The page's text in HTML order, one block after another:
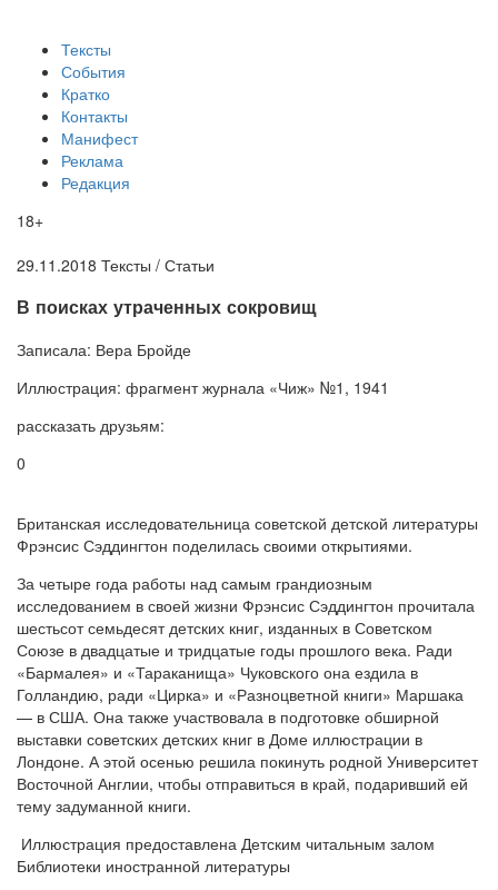
Тексты
События
Кратко
Контакты
Манифест
Реклама
Редакция
18+
29.11.2018 Тексты / Статьи
​В поисках утраченных сокровищ
Записала: Вера Бройде
Иллюстрация: фрагмент журнала «Чиж» №1, 1941
рассказать друзьям:
0
Британская исследовательница советской детской литературы
Фрэнсис Сэддингтон поделилась своими открытиями.
За четыре года работы над самым грандиозным
исследованием в своей жизни Фрэнсис Сэддингтон прочитала
шестьсот семьдесят детских книг, изданных в Советском
Союзе в двадцатые и тридцатые годы прошлого века. Ради
«Бармалея» и «Тараканища» Чуковского она ездила в
Голландию, ради «Цирка» и «Разноцветной книги» Маршака
— в США. Она также участвовала в подготовке обширной
выставки советских детских книг в Доме иллюстрации в
Лондоне. А этой осенью решила покинуть родной Университет
Восточной Англии, чтобы отправиться в край, подаривший ей
тему задуманной книги.
Иллюстрация предоставлена Детским читальным залом
Библиотеки иностранной литературы